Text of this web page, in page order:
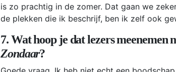
is zo prachtig in de zomer. Dat gaan we
de plekken die ik beschrijf, ben ik zelf ook
7. Wat hoop je dat lezers meenemen
Zondaar?